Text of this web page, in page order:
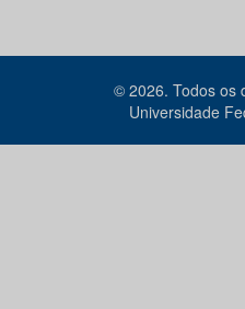
© 2026. Todos os
Universidade